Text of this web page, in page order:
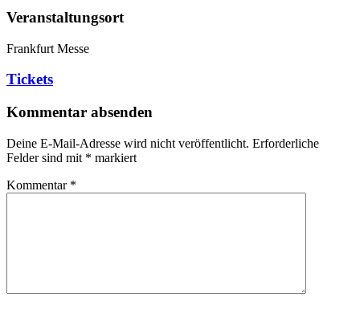
Veranstaltungsort
Frankfurt Messe
Tickets
Kommentar absenden
Deine E-Mail-Adresse wird nicht veröffentlicht. Erforderliche
Felder sind mit * markiert
Kommentar *